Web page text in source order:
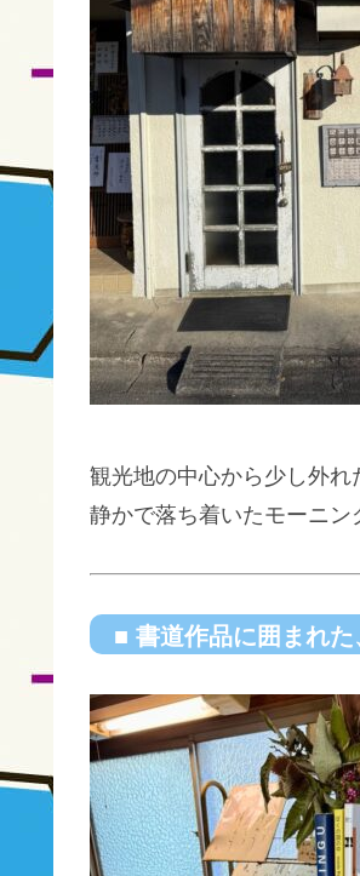
観光地の中心から少し外
静かで落ち着いたモーニ
■ 書道作品に囲まれ